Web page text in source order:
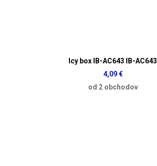
Icy box IB-AC643 IB-AC643
4,09 €
od 2 obchodov